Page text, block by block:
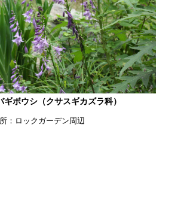
ギボウシ（クサスギカズラ科）
：ロックガーデン周辺